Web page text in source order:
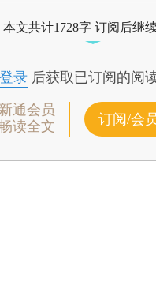
本文共计1728字 订阅后继
登录后获取已订阅的阅
通会员
读全文
订阅/会